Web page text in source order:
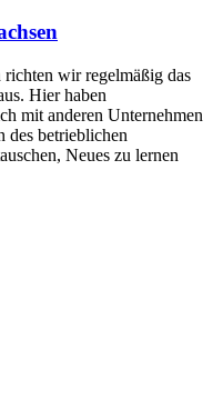
richten wir regelmäßig das
Hier haben
mit anderen Unternehmen
des betrieblichen
Neues zu lernen